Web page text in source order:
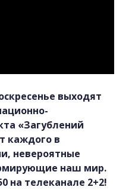
выходят
«Загублений
каждого в
невероятные
наш мир.
на телеканале 2+2!